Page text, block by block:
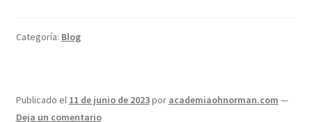
Categoría: Blog
Publicado el 11 de junio de 2023por academiaohnorman.com —
Deja un comentario